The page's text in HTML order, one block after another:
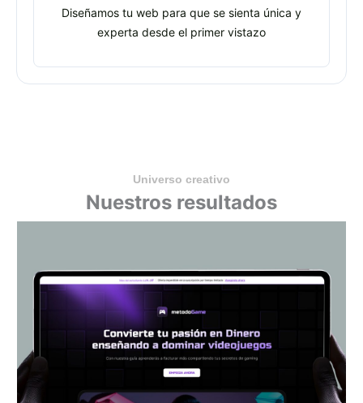
Diseñamos tu web para que se sienta única y
experta desde el primer vistazo
Universo creativo
Nuestros resultados